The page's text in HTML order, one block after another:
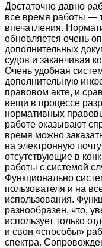
Достаточно давно
все время работы —
впечатления.
обновляется очень
дополнительных
судов и заканчивая
Очень удобная
дополнительную
правовом акте, и
вещи в процессе
нормативных
работе оказывают
время можно
на электронную
отсутствующие в
работы с системой
Функционально
пользователя и на
использования.
разнообразен, что,
использует только
и свои «способы»
спектра.